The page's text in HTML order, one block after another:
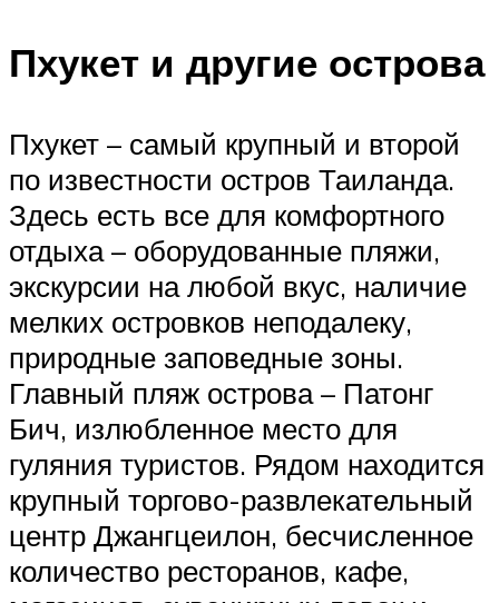
Пхукет и другие острова
Пхукет – самый крупный и второй
по известности остров Таиланда.
Здесь есть все для комфортного
отдыха – оборудованные пляжи,
экскурсии на любой вкус, наличие
мелких островков неподалеку,
природные заповедные зоны.
Главный пляж острова – Патонг
Бич, излюбленное место для
гуляния туристов. Рядом находится
крупный торгово-развлекательный
центр Джангцеилон, бесчисленное
количество ресторанов, кафе,